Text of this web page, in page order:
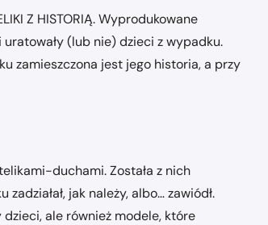
Z HISTORIĄ. Wyprodukowane
(lub nie) dzieci z wypadku.
zamieszczona jest jego historia, a przy
duchami. Została z nich
jak należy, albo… zawiódł.
ale również modele, które